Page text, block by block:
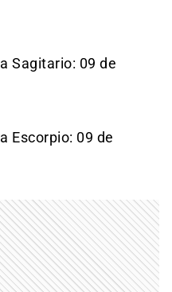
Sagitario: 09 de
Escorpio: 09 de